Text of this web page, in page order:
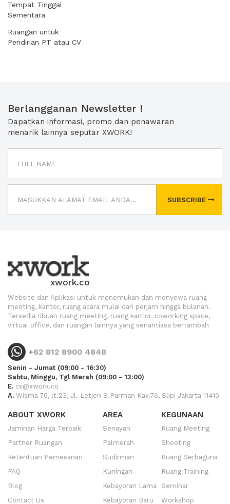
Tempat Tinggal
Sementara
Ruangan untuk
Pendirian PT atau CV
Berlangganan Newsletter !
Dapatkan informasi, promo dan penawaran
menarik lainnya seputar XWORK!
SUBSCRIBE
xwork.co
Website dan Aplikasi untuk menemukan dan menyewa ruang
meeting, kantor, ruang acara mulai dari perjam hingga bulanan.
Tersedia ribuan ruang meeting, ruang kantor, coworking space,
virtual office, dan ruangan lainnya yang senantiasa bertambah
+62 812 8900 4848
Senin - Jumat (09:00 - 16:30)
Sabtu, Minggu, Tgl Merah (09:00 - 13:00)
E. cs@xwork.co
A. Wisma 76, lt.23, Jl. Letjen S.Parman Kav.76, Slipi Jakarta 11410
ABOUT XWORK
Jaminan Harga Terbaik
Partner Ruangan
Ketentuan Pemesanan
FAQ
Blog
Contact Us
AREA
Senayan
Palmerah
Sudirman
Kuningan
Kebayoran Lama
Kebayoran Baru
KEGUNAAN
Ruang Meeting
Shooting
Ruang Serbaguna
Ruang Training
Seminar
Workshop